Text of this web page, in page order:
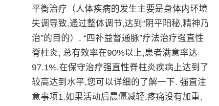
平衡治疗（人体疾病的发生主要是身体内环境
失调导致,通过整体调节,达到“阴平阳秘,精神乃
治”的目的）. “四补益督通脉”疗法治疗强直性
脊柱炎, 总有效率在90%以上,患者满意率达
97.1%.在保守治疗强直性脊柱炎疾病上达到了
较高达到水平,您可以详细的了解一下. 强直注
意事项1.如果活动后晨僵减轻,疼痛没有加重,